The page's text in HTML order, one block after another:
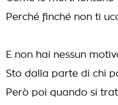
Perché finché non ti
E non hai nessun
Sto dalla parte di chi
Però poi quando si